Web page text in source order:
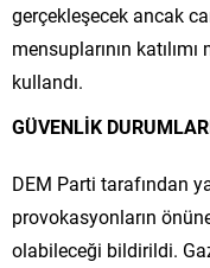
gerçekleşecek ancak
mensuplarının
kullandı.
GÜVENLİK
DEM Parti tarafından
provokasyonların
olabileceği bildirildi.